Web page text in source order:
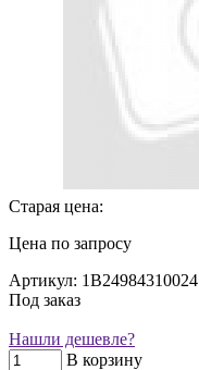
Старая цена:
Цена по запросу
Артикул: 1B24984310024
Под заказ
Нашли дешевле?
В корзину